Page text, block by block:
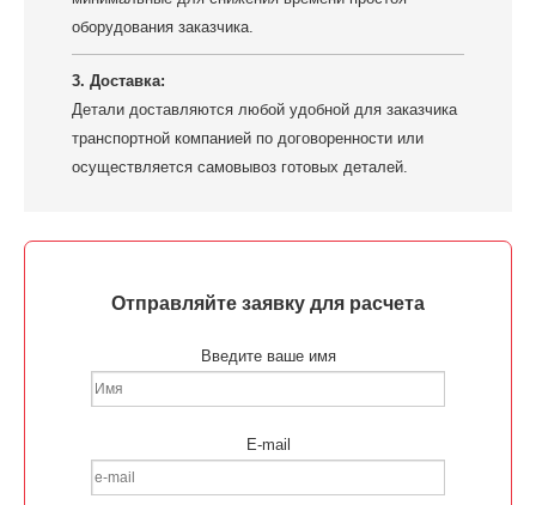
оборудования заказчика.
3. Доставка:
Детали доставляются любой удобной для заказчика
транспортной компанией по договоренности или
осуществляется самовывоз готовых деталей.
Отправляйте заявку для расчета
Введите ваше имя
E-mail